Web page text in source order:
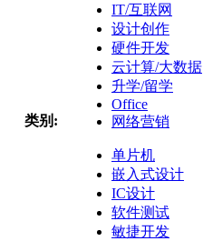
类别:
IT/互联网
设计创作
硬件开发
云计算/大数据
升学/留学
Office
网络营销
单片机
嵌入式设计
IC设计
软件测试
敏捷开发